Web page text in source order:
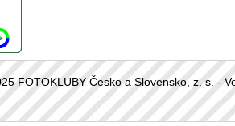
FOTOKLUBY Česko a Slovensko, z. s. -